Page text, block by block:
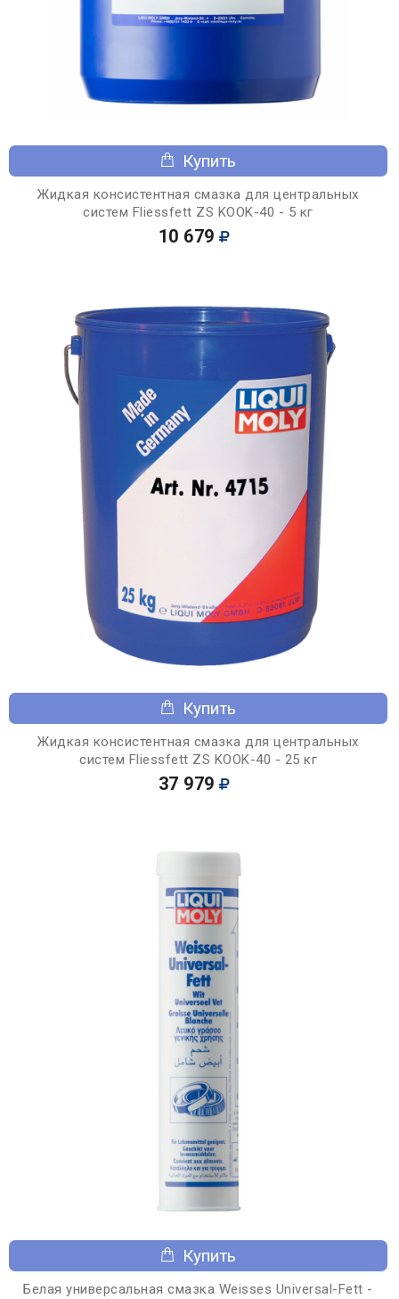
Купить
Жидкая консистентная смазка для центральных
систем Fliessfett ZS KOOK-40 - 5 кг
10 679
Купить
Жидкая консистентная смазка для центральных
систем Fliessfett ZS KOOK-40 - 25 кг
37 979
Купить
Белая универсальная смазка Weisses Universal-Fett -